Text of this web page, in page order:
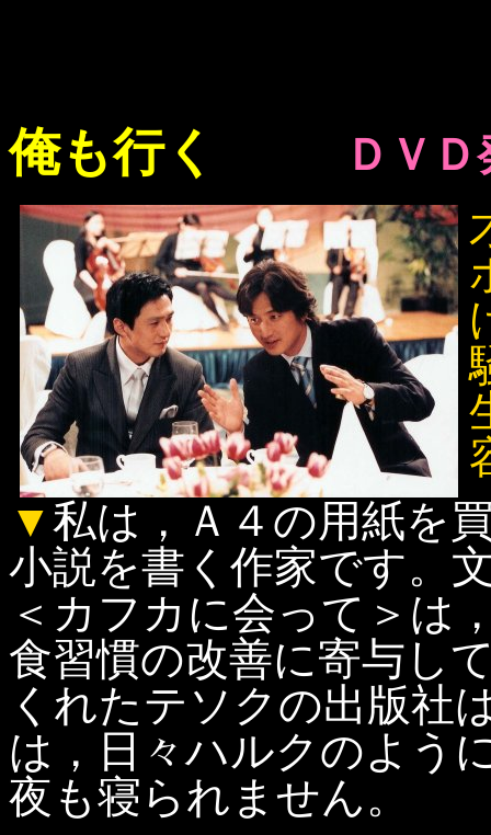
俺も行く
ＤＶ
▼私は，Ａ４の用紙を
小説を書く作家です。
＜カフカに会って＞は
食習慣の改善に寄与し
くれたテソクの出版社
は，日々ハルクのよう
夜も寝られません。